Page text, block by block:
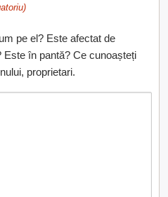
pe el? Este afectat de
Este în pantă? Ce cunoașteți
proprietari.